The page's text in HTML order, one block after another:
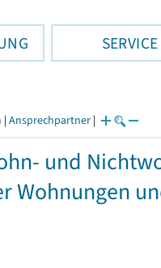
SERVICE
| Ansprechpartner |
und
Wohnungen